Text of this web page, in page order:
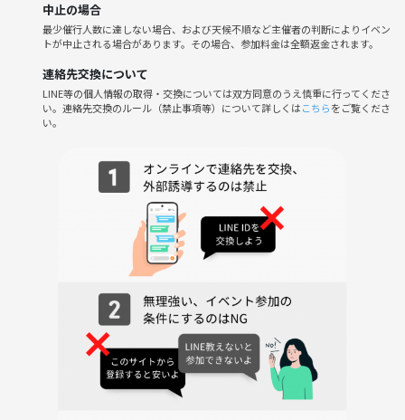
５．まとめ
毎回、自己分析もくもく会は和やかな雰囲気で進み、笑い声も多く盛り
上がります。
明るく楽しい雰囲気の中、各々の価値観や今考えていることなど会話が
広がり、刺激的な時間を共有出来ます。
●こんな人が参加しています♪
参加者は基本的に社会人の20代ですが、中には学生の方も時々参加され
◆自分の軸を見つけたい
◇自己肯定感を高めたい
◆自分の価値観を明確にしたい！
◇仕事のモチベーションを上げたい！
◆新しい事にチャレンジしたい！
◇今のキャリアに不安がある
◆同じ志向を持った人と出会いたい！
中止の場合
最少催行人数に達しない場合、および天候不順など主催者の判断によりイベン
トが中止される場合があります。その場合、参加料金は全額返金されます。
連絡先交換について
LINE等の個人情報の取得・交換については双方同意のうえ慎重に行ってくださ
い。連絡先交換のルール（禁止事項等）について詳しくはこちらをご覧くださ
い。